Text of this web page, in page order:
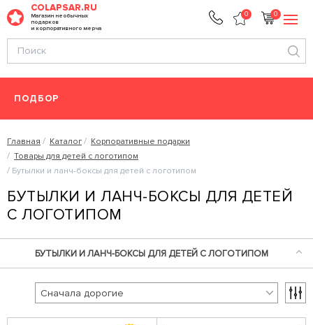
COLAPSAR.RU
Магазин необычных
подарков
и корпоративного мерча
0 0
ПОДБОР
Главная Каталог
Корпоративные подарки
Товары для детей с логотипом
Бутылки и ланч-боксы для детей с логотипом
БУТЫЛКИ И ЛАНЧ-БОКСЫ ДЛЯ ДЕТЕЙ
С ЛОГОТИПОМ
БУТЫЛКИ И ЛАНЧ-БОКСЫ ДЛЯ ДЕТЕЙ С ЛОГОТИПОМ